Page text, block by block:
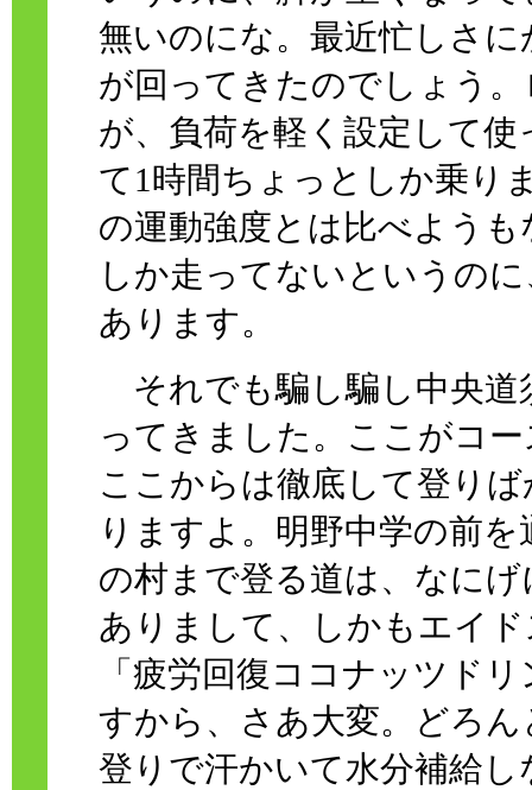
無いのにな。最近忙しさ
が回ってきたのでしょう
が、負荷を軽く設定して
て1時間ちょっとしか乗り
の運動強度とは比べよう
しか走ってないというの
あります。
それでも騙し騙し中央道
ってきました。ここがコ
ここからは徹底して登り
りますよ。明野中学の前
の村まで登る道は、なに
ありまして、しかもエイ
「疲労回復ココナッツド
すから、さあ大変。どろ
登りで汗かいて水分補給